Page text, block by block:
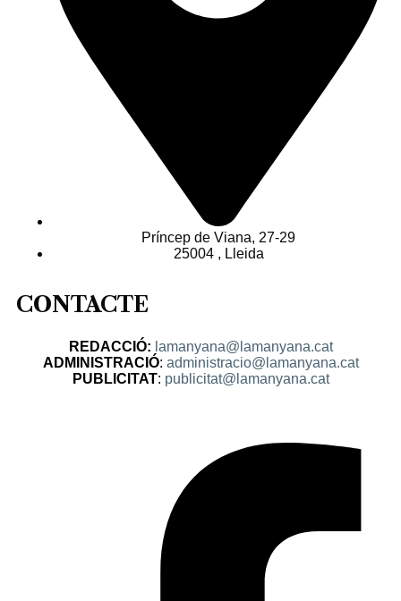
Príncep de Viana, 27-29
25004 , Lleida
CONTACTE
REDACCIÓ: lamanyana@lamanyana.cat
ADMINISTRACIÓ: administracio@lamanyana.cat
PUBLICITAT: publicitat@lamanyana.cat